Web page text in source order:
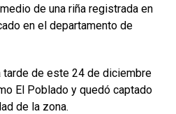
de una riña registrada en
en el departamento de
tarde de este 24 de diciembre
El Poblado y quedó captado
de la zona.